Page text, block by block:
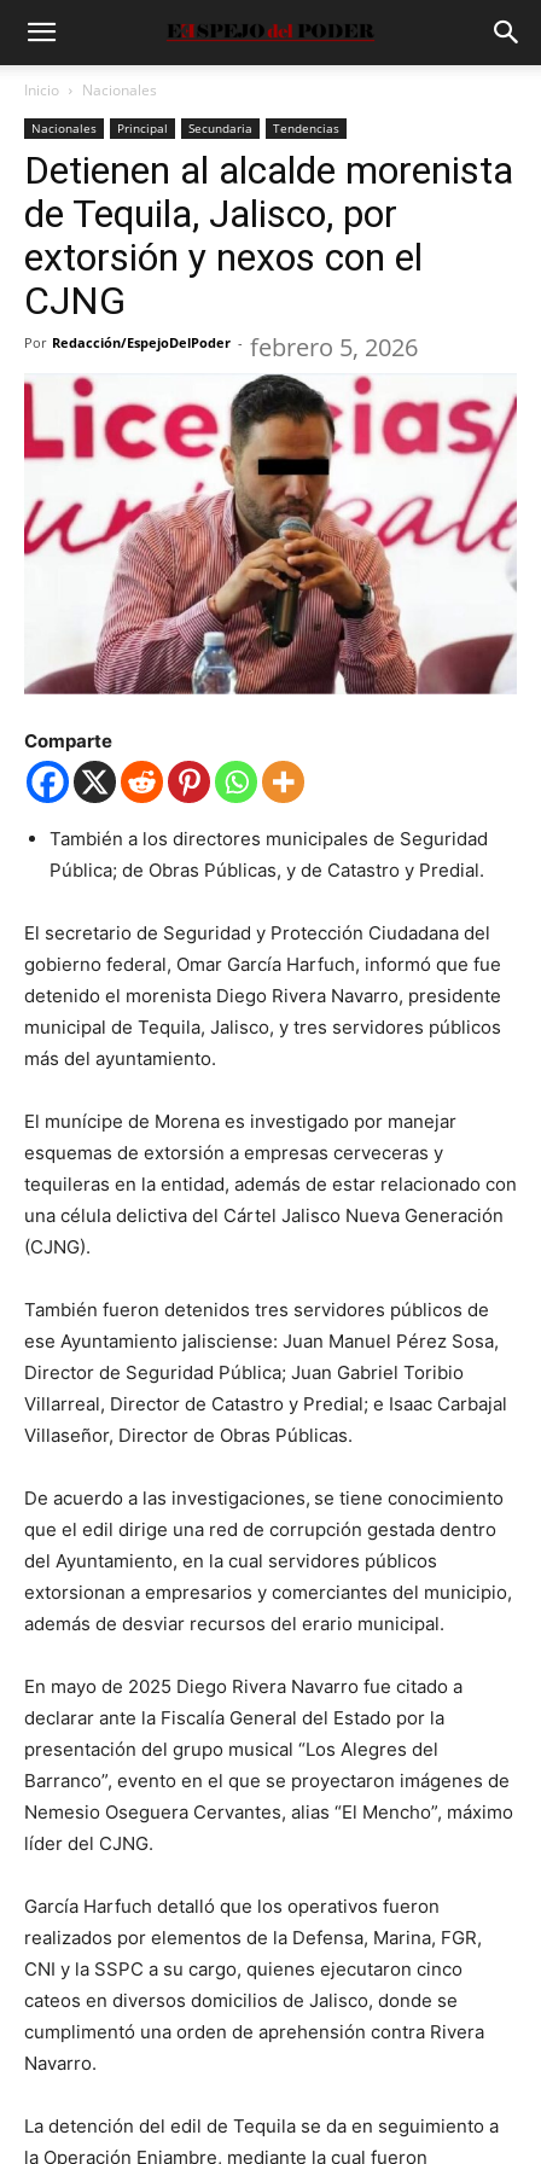
Inicio Nacionales
Nacionales Principal Secundaria Tendencias
Detienen al alcalde morenista
de Tequila, Jalisco, por
extorsión y nexos con el
CJNG
Por Redacción/EspejoDelPoder - febrero 5, 2026
Comparte
También a los directores municipales de Seguridad
Pública; de Obras Públicas, y de Catastro y Predial.
El secretario de Seguridad y Protección Ciudadana del
gobierno federal, Omar García Harfuch, informó que fue
detenido el morenista Diego Rivera Navarro, presidente
municipal de Tequila, Jalisco, y tres servidores públicos
más del ayuntamiento.
El munícipe de Morena es investigado por manejar
esquemas de extorsión a empresas cerveceras y
tequileras en la entidad, además de estar relacionado con
una célula delictiva del Cártel Jalisco Nueva Generación
(CJNG).
También fueron detenidos tres servidores públicos de
ese Ayuntamiento jalisciense: Juan Manuel Pérez Sosa,
Director de Seguridad Pública; Juan Gabriel Toribio
Villarreal, Director de Catastro y Predial; e Isaac Carbajal
Villaseñor, Director de Obras Públicas.
De acuerdo a las investigaciones, se tiene conocimiento
que el edil dirige una red de corrupción gestada dentro
del Ayuntamiento, en la cual servidores públicos
extorsionan a empresarios y comerciantes del municipio,
además de desviar recursos del erario municipal.
En mayo de 2025 Diego Rivera Navarro fue citado a
declarar ante la Fiscalía General del Estado por la
presentación del grupo musical “Los Alegres del
Barranco”, evento en el que se proyectaron imágenes de
Nemesio Oseguera Cervantes, alias “El Mencho”, máximo
líder del CJNG.
García Harfuch detalló que los operativos fueron
realizados por elementos de la Defensa, Marina, FGR,
CNI y la SSPC a su cargo, quienes ejecutaron cinco
cateos en diversos domicilios de Jalisco, donde se
cumplimentó una orden de aprehensión contra Rivera
Navarro.
La detención del edil de Tequila se da en seguimiento a
la Operación Enjambre, mediante la cual fueron